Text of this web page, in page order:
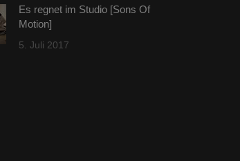
Es regnet im Studio [Sons Of
Motion]
5. Juli 2017